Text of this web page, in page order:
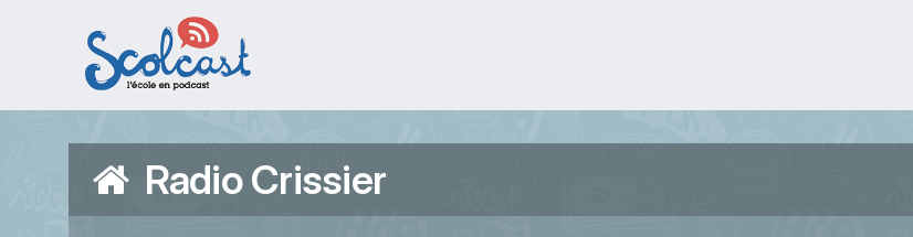
Aller au contenu principal
Radio Crissier